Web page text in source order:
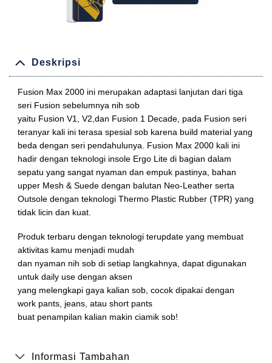
Deskripsi
Fusion Max 2000 ini merupakan adaptasi lanjutan dari tiga
seri Fusion sebelumnya nih sob
yaitu Fusion V1, V2,dan Fusion 1 Decade, pada Fusion seri
teranyar kali ini terasa spesial sob karena build material yang
beda dengan seri pendahulunya. Fusion Max 2000 kali ini
hadir dengan teknologi insole Ergo Lite di bagian dalam
sepatu yang sangat nyaman dan empuk pastinya, bahan
upper Mesh & Suede dengan balutan Neo-Leather serta
Outsole dengan teknologi Thermo Plastic Rubber (TPR) yang
tidak licin dan kuat.
Produk terbaru dengan teknologi terupdate yang membuat
aktivitas kamu menjadi mudah
dan nyaman nih sob di setiap langkahnya, dapat digunakan
untuk daily use dengan aksen
yang melengkapi gaya kalian sob, cocok dipakai dengan
work pants, jeans, atau short pants
buat penampilan kalian makin ciamik sob!
Informasi Tambahan